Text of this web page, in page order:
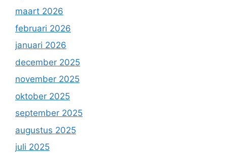
maart 2026
februari 2026
januari 2026
december 2025
november 2025
oktober 2025
september 2025
augustus 2025
juli 2025